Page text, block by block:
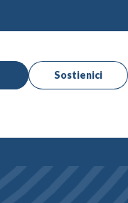
Sostienici